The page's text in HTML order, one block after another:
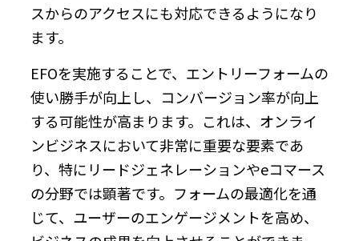
スからのアクセスにも対応できるようになり
ます。
EFOを実施することで、エントリーフォームの
使い勝手が向上し、コンバージョン率が向上
する可能性が高まります。これは、オンライ
ンビジネスにおいて非常に重要な要素であ
り、特にリードジェネレーションやeコマース
の分野では顕著です。フォームの最適化を通
じて、ユーザーのエンゲージメントを高め、